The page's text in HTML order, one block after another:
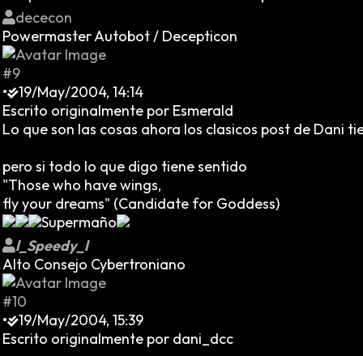
dececon
Powermaster Autobot / Decepticon
#9
•
19/May/2004, 14:14
Escrito originalmente por Esmerald
Lo que son las cosas ahora los clasicos post de Dani
pero si todo lo que digo tiene sentido
"Those who have wings,
fly your dreams" (Candidate for Goddess)
Supermaño
l_Speedy_l
Alto Consejo Cybertroniano
#10
•
19/May/2004, 15:39
Escrito originalmente por dani_dcc